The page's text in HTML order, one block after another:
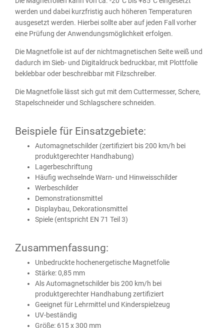
werden und dabei kurzfristig auch höheren Temperaturen
ausgesetzt werden. Hierbei sollte aber auf jeden Fall vorher
eine Prüfung der Anwendungsmöglichkeit erfolgen.
Die Magnetfolie ist auf der nichtmagnetischen Seite weiß und
dadurch im Sieb- und Digitaldruck bedruckbar, mit Plottfolie
beklebbar oder beschreibbar mit Filzschreiber.
Die Magnetfolie lässt sich gut mit dem Cuttermesser, Schere,
Stapelschneider und Schlagschere schneiden.
Beispiele für Einsatzgebiete:
Automagnetschilder (zertifiziert bis 200 km/h bei
produktgerechter Handhabung)
Lagerbeschriftung
Häufig wechselnde Warn- und Hinweisschilder
Werbeschilder
Demonstrationsmittel
Displaybau, Dekorationsmittel
Spiele (entspricht EN 71 Teil 3)
Zusammenfassung:
Unbedruckte hochenergetische Magnetfolie
Stärke: 0,85 mm
Als Automagnetschilder bis 200 km/h bei
produktgerechter Handhabung zertifiziert
Geeignet für Lehrmittel und Kinderspielzeug
UV-beständig
Größe: 615 x 300 mm